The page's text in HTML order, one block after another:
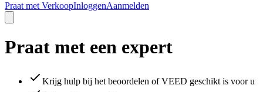
Praat met VerkoopInloggenAanmelden
Praat met een expert
Krijg hulp bij het beoordelen of VEED geschikt is voor u